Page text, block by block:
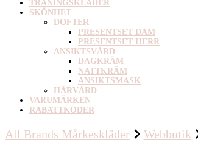
TRÄNINGSKLÄDER
SKÖNHET
DOFTER
PRESENTSET DAM
PRESENTSET HERR
ANSIKTSVÅRD
DAGKRÄM
NATTKRÄM
ANSIKTSMASK
HÅRVÅRD
VARUMÄRKEN
RABATTKODER
All Brands Mårkeskläder Webbutik